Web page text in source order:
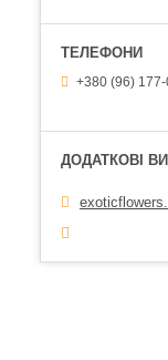
+380 (96) 177-